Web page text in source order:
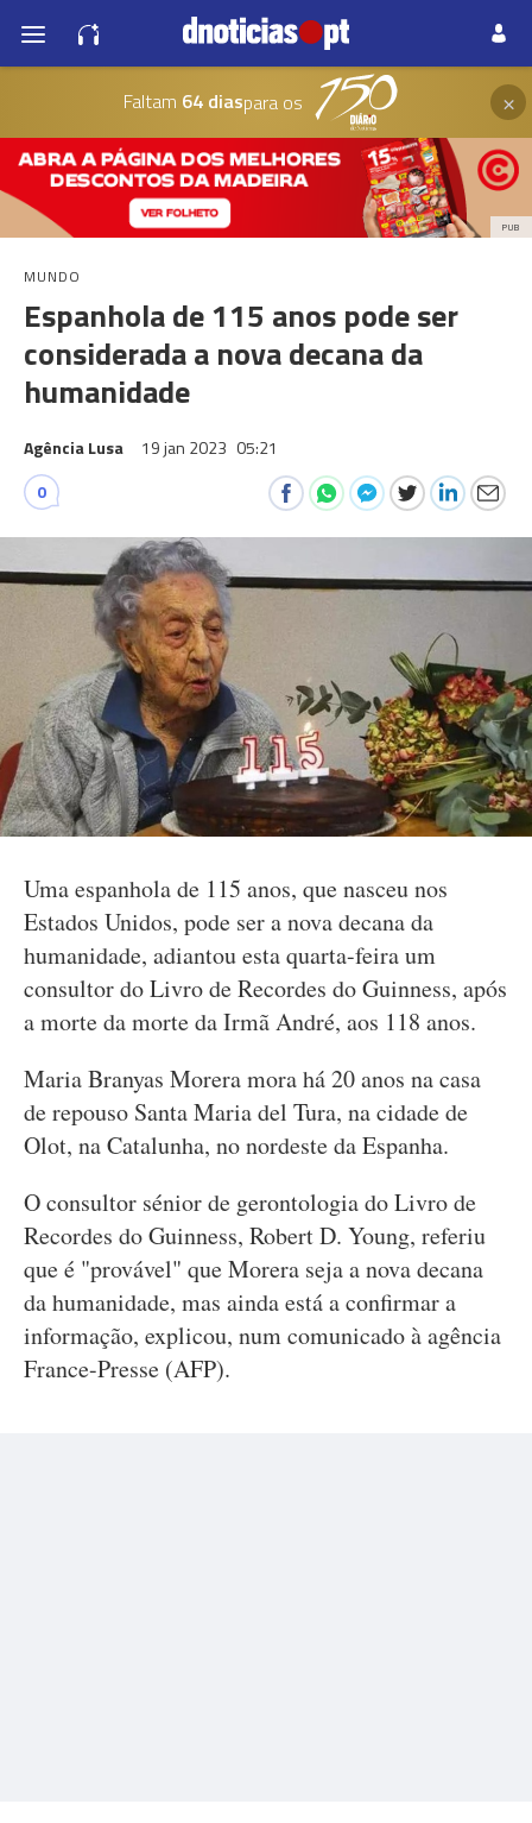
Faltam 64 diaspara os ×
PUB
MUNDO
Espanhola de 115 anos pode ser
considerada a nova decana da
humanidade
Agência Lusa 19 jan 2023 05:21
0
Uma espanhola de 115 anos, que nasceu nos
Estados Unidos, pode ser a nova decana da
humanidade, adiantou esta quarta-feira um
consultor do Livro de Recordes do Guinness, após
a morte da morte da Irmã André, aos 118 anos.
Maria Branyas Morera mora há 20 anos na casa
de repouso Santa Maria del Tura, na cidade de
Olot, na Catalunha, no nordeste da Espanha.
O consultor sénior de gerontologia do Livro de
Recordes do Guinness, Robert D. Young, referiu
que é "provável" que Morera seja a nova decana
da humanidade, mas ainda está a confirmar a
informação, explicou, num comunicado à agência
France-Presse (AFP).